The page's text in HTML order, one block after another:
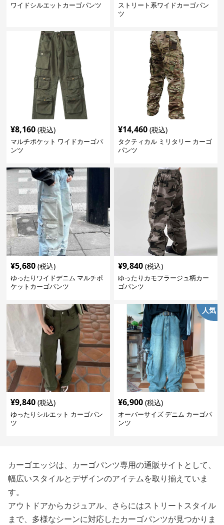
ワイドシルエットカーゴパンツ
ストリート系ワイドカーゴパン
ツ
¥8,160 (税込)
マルチポケット ワイドカーゴパ
ンツ
¥14,460 (税込)
タクティカル ミリタリー カーゴ
パンツ
¥5,680 (税込)
ゆったりワイドデニム マルチポ
ケットカーゴパンツ
¥9,840 (税込)
ゆったりカモフラージュ柄カー
ゴパンツ
¥9,840 (税込)
ゆったりシルエット カーゴパン
ツ
人気
¥6,900 (税込)
オーバーサイズ デニム カーゴパ
ンツ
カーゴエッジは、カーゴパンツ専用の通販サイトとして、
幅広いスタイルとデザインのアイテムを取り揃えていま
す。
アウトドアからカジュアル、さらにはストリートスタイル
まで、多様なシーンに対応したカーゴパンツが見つかりま